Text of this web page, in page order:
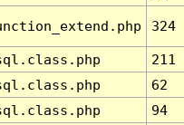
324
211
62
94